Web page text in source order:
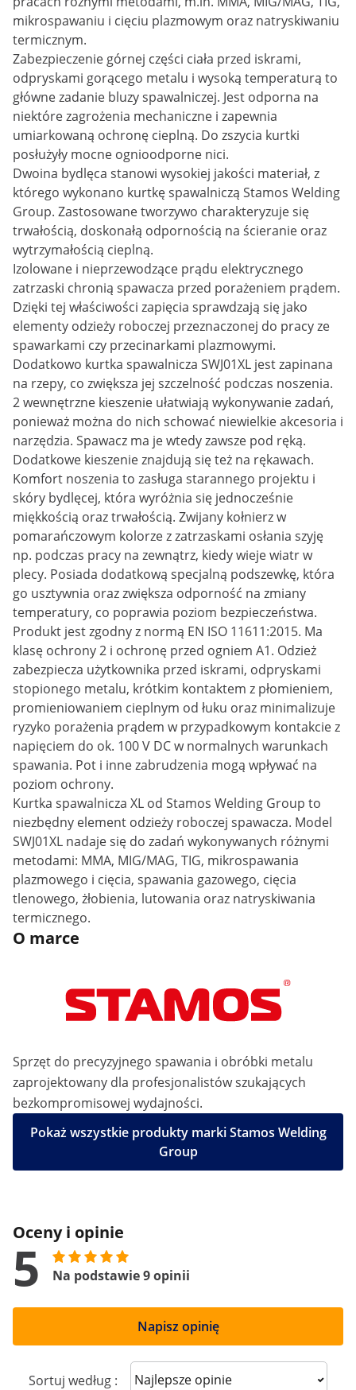
mikrospawaniu i cięciu plazmowym oraz natryskiwaniu
termicznym.
Zabezpieczenie górnej części ciała przed iskrami,
odpryskami gorącego metalu i wysoką temperaturą to
główne zadanie bluzy spawalniczej. Jest odporna na
niektóre zagrożenia mechaniczne i zapewnia
umiarkowaną ochronę cieplną. Do zszycia kurtki
posłużyły mocne ognioodporne nici.
Dwoina bydlęca stanowi wysokiej jakości materiał, z
którego wykonano kurtkę spawalniczą Stamos Welding
Group. Zastosowane tworzywo charakteryzuje się
trwałością, doskonałą odpornością na ścieranie oraz
wytrzymałością cieplną.
Izolowane i nieprzewodzące prądu elektrycznego
zatrzaski chronią spawacza przed porażeniem prądem.
Dzięki tej właściwości zapięcia sprawdzają się jako
elementy odzieży roboczej przeznaczonej do pracy ze
spawarkami czy przecinarkami plazmowymi.
Dodatkowo kurtka spawalnicza SWJ01XL jest zapinana
na rzepy, co zwiększa jej szczelność podczas noszenia.
2 wewnętrzne kieszenie ułatwiają wykonywanie zadań,
ponieważ można do nich schować niewielkie akcesoria i
narzędzia. Spawacz ma je wtedy zawsze pod ręką.
Dodatkowe kieszenie znajdują się też na rękawach.
Komfort noszenia to zasługa starannego projektu i
skóry bydlęcej, która wyróżnia się jednocześnie
miękkością oraz trwałością. Zwijany kołnierz w
pomarańczowym kolorze z zatrzaskami osłania szyję
np. podczas pracy na zewnątrz, kiedy wieje wiatr w
plecy. Posiada dodatkową specjalną podszewkę, która
go usztywnia oraz zwiększa odporność na zmiany
temperatury, co poprawia poziom bezpieczeństwa.
Produkt jest zgodny z normą EN ISO 11611:2015. Ma
klasę ochrony 2 i ochronę przed ogniem A1. Odzież
zabezpiecza użytkownika przed iskrami, odpryskami
stopionego metalu, krótkim kontaktem z płomieniem,
promieniowaniem cieplnym od łuku oraz minimalizuje
ryzyko porażenia prądem w przypadkowym kontakcie z
napięciem do ok. 100 V DC w normalnych warunkach
spawania. Pot i inne zabrudzenia mogą wpływać na
poziom ochrony.
Kurtka spawalnicza XL od Stamos Welding Group to
niezbędny element odzieży roboczej spawacza. Model
SWJ01XL nadaje się do zadań wykonywanych różnymi
metodami: MMA, MIG/MAG, TIG, mikrospawania
plazmowego i cięcia, spawania gazowego, cięcia
tlenowego, żłobienia, lutowania oraz natryskiwania
termicznego.
O marce
Sprzęt do precyzyjnego spawania i obróbki metalu
zaprojektowany dla profesjonalistów szukających
bezkompromisowej wydajności.
Pokaż wszystkie produkty marki Stamos Welding
Group
Oceny i opinie
5 Na podstawie 9 opinii
Napisz opinię
Sortuj według : Sort reviews